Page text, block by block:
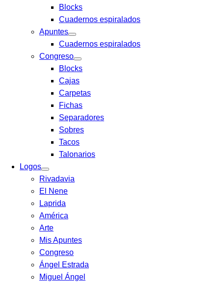
Blocks
Cuadernos espiralados
Apuntes
Cuadernos espiralados
Congreso
Blocks
Cajas
Carpetas
Fichas
Separadores
Sobres
Tacos
Talonarios
Logos
Rivadavia
El Nene
Laprida
América
Arte
Mis Apuntes
Congreso
Ángel Estrada
Miguel Ángel